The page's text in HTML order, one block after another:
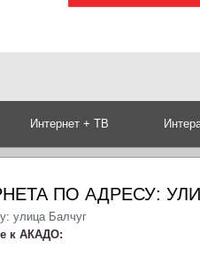
Интернет + ТВ
ПО АДРЕСУ:
улица Балчуг
к АКАДО: